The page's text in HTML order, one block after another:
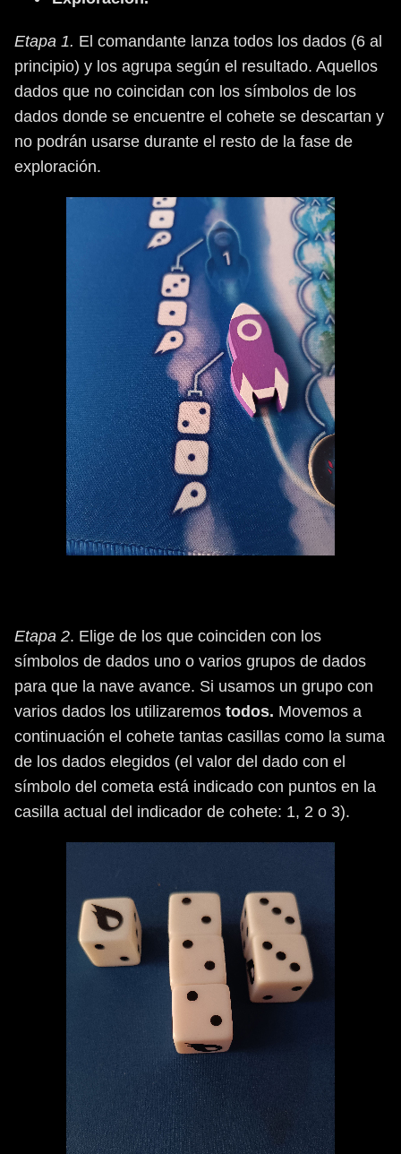
Etapa 1. El comandante lanza todos los dados (6 al
principio) y los agrupa según el resultado. Aquellos
dados que no coincidan con los símbolos de los
dados donde se encuentre el cohete se descartan y
no podrán usarse durante el resto de la fase de
exploración.
Etapa 2. Elige de los que coinciden con los
símbolos de dados uno o varios grupos de dados
para que la nave avance. Si usamos un grupo con
varios dados los utilizaremos todos. Movemos a
continuación el cohete tantas casillas como la suma
de los dados elegidos (el valor del dado con el
símbolo del cometa está indicado con puntos en la
casilla actual del indicador de cohete: 1, 2 o 3).